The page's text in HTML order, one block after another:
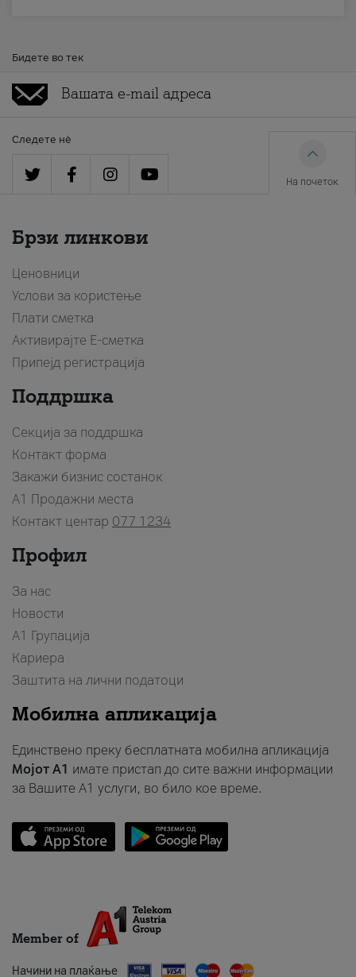
Бидете во тек
Следете нè
На почеток
Брзи линкови
Ценовници
Услови за користење
Плати сметка
Активирајте Е-сметка
Припејд регистрација
Поддршка
Секција за поддршка
Контакт форма
Закажи бизнис состанок
A1 Продажни места
Контакт центар 077 1234
Профил
За нас
Новости
А1 Групација
Кариера
Заштита на лични податоци
Мобилна апликација
Единствено преку бесплатната мобилна апликација
Мојот A1 имате пристап до сите важни информации
за Вашите A1 услуги, во било кое време.
Member of
Начини на плаќање